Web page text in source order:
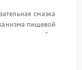
смазка
пищевой
программной
масел.